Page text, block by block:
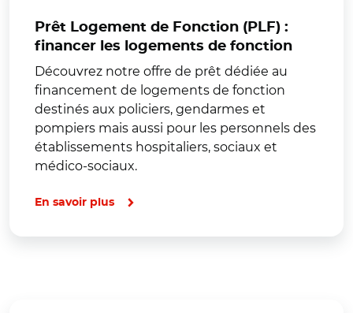
Prêt Logement de Fonction (PLF) :
financer les logements de fonction
Découvrez notre offre de prêt dédiée au
financement de logements de fonction
destinés aux policiers, gendarmes et
pompiers mais aussi pour les personnels des
établissements hospitaliers, sociaux et
médico-sociaux.
En savoir plus